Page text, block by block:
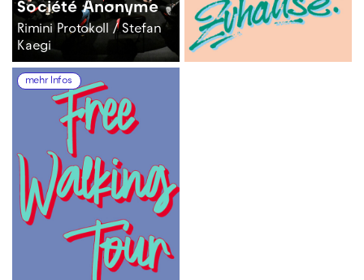
Société Anonyme
Rimini Protokoll / Stefan
Kaegi
mehr Infos